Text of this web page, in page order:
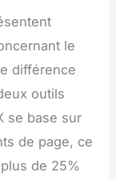
le
différence
outils
se base sur
de page, ce
de 25%